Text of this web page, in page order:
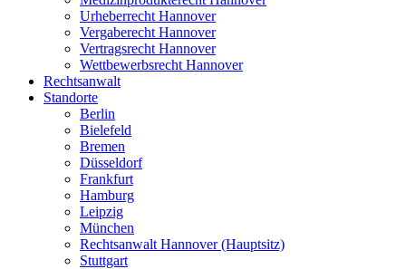
Urheberrecht Hannover
Vergaberecht Hannover
Vertragsrecht Hannover
Wettbewerbsrecht Hannover
Rechtsanwalt
Standorte
Berlin
Bielefeld
Bremen
Düsseldorf
Frankfurt
Hamburg
Leipzig
München
Rechtsanwalt Hannover (Hauptsitz)
Stuttgart